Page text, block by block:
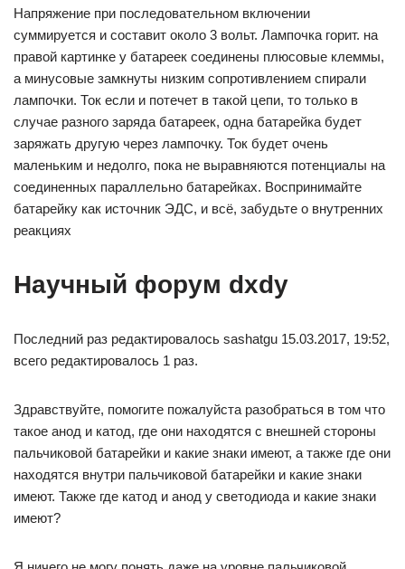
Напряжение при последовательном включении
суммируется и составит около 3 вольт. Лампочка горит. на
правой картинке у батареек соединены плюсовые клеммы,
а минусовые замкнуты низким сопротивлением спирали
лампочки. Ток если и потечет в такой цепи, то только в
случае разного заряда батареек, одна батарейка будет
заряжать другую через лампочку. Ток будет очень
маленьким и недолго, пока не выравняются потенциалы на
соединенных параллельно батарейках. Воспринимайте
батарейку как источник ЭДС, и всё, забудьте о внутренних
реакциях
Научный форум dxdy
Последний раз редактировалось sashatgu 15.03.2017, 19:52,
всего редактировалось 1 раз.
Здравствуйте, помогите пожалуйста разобраться в том что
такое анод и катод, где они находятся с внешней стороны
пальчиковой батарейки и какие знаки имеют, а также где они
находятся внутри пальчиковой батарейки и какие знаки
имеют. Также где катод и анод у светодиода и какие знаки
имеют?